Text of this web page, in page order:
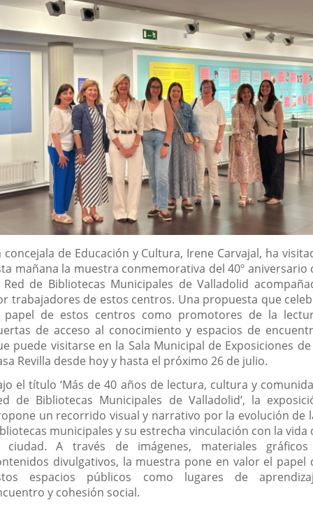
concejala de Educación y Cultura, Irene Carvajal, ha
mañana la muestra conmemorativa del 40º aniversario
de Bibliotecas Municipales de Valladolid
trabajadores de estos centros. Una propuesta que
papel de estos centros como promotores de la
de acceso al conocimiento y espacios de
puede visitarse en la Sala Municipal de Exposiciones
Revilla desde hoy y hasta el próximo 26 de julio.
el título ‘Más de 40 años de lectura, cultura y
de Bibliotecas Municipales de Valladolid’, la
un recorrido visual y narrativo por la evolución de
municipales y su estrecha vinculación con la vida
ciudad. A través de imágenes, materiales
divulgativos, la muestra pone en valor el papel
espacios públicos como lugares de
y cohesión social.